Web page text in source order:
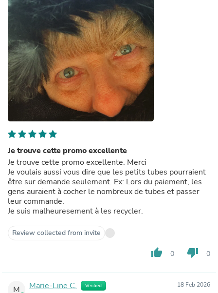
Je trouve cette promo excellente
Je trouve cette promo excellente. Merci
Je voulais aussi vous dire que les petits tubes pourraient
être sur demande seulement. Ex: Lors du paiement, les
gens auraient à cocher le nombreux de tubes et passer
leur commande.
Je suis malheuresement à les recycler.
Review collected from invite
thumb_up 0 thumb_down 0
M Marie-Line C. Verified 18 Feb 2026